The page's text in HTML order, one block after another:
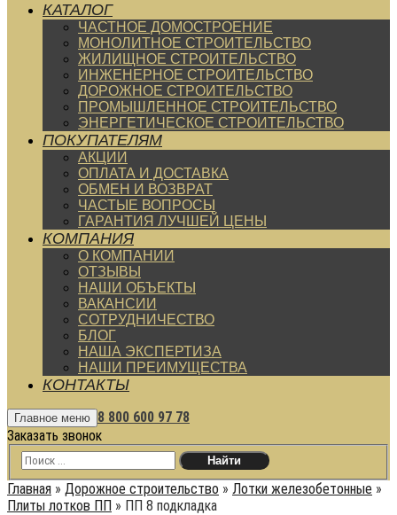
КАТАЛОГ
ЧАСТНОЕ ДОМОСТРОЕНИЕ
МОНОЛИТНОЕ СТРОИТЕЛЬСТВО
ЖИЛИЩНОЕ СТРОИТЕЛЬСТВО
ИНЖЕНЕРНОЕ СТРОИТЕЛЬСТВО
ДОРОЖНОЕ СТРОИТЕЛЬСТВО
ПРОМЫШЛЕННОЕ СТРОИТЕЛЬСТВО
ЭНЕРГЕТИЧЕСКОЕ СТРОИТЕЛЬСТВО
ПОКУПАТЕЛЯМ
АКЦИИ
ОПЛАТА И ДОСТАВКА
ОБМЕН И ВОЗВРАТ
ЧАСТЫЕ ВОПРОСЫ
ГАРАНТИЯ ЛУЧШЕЙ ЦЕНЫ
КОМПАНИЯ
О КОМПАНИИ
ОТЗЫВЫ
НАШИ ОБЪЕКТЫ
ВАКАНСИИ
СОТРУДНИЧЕСТВО
БЛОГ
НАША ЭКСПЕРТИЗА
НАШИ ПРЕИМУЩЕСТВА
КОНТАКТЫ
Главное меню 8 800 600 97 78
Заказать звонок
Главная » Дорожное строительство » Лотки железобетонные »
Плиты лотков ПП » ПП 8 подкладка